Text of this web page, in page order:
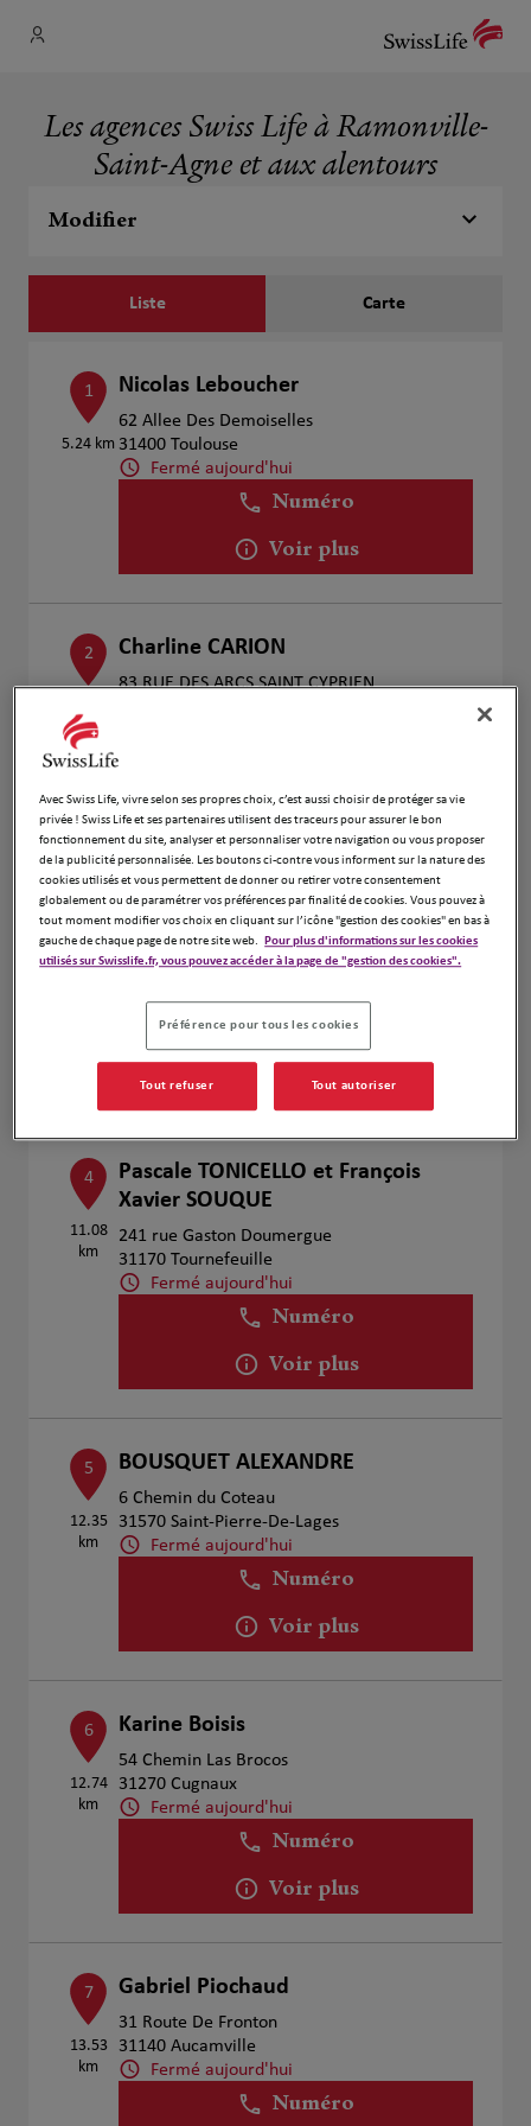
Les agences Swiss Life à Ramonville-
Saint-Agne et aux alentours
Modifier
Liste Carte
1
5.24 km
Nicolas Leboucher
62 Allee Des Demoiselles
31400 Toulouse
Fermé aujourd'hui
Numéro
Voir plus
2 Charline CARION
83 RUE DES ARCS SAINT CYPRIEN
Voir plus
3
9.14 km
Aude ARBIZU
6 Rue des Frères Peugeot
31130 Balma
Numéro
4
11.08
km
Pascale TONICELLO et François
Xavier SOUQUE
241 rue Gaston Doumergue
31170 Tournefeuille
Fermé aujourd'hui
Numéro
Voir plus
5
12.35
km
BOUSQUET ALEXANDRE
6 Chemin du Coteau
31570 Saint-Pierre-De-Lages
Fermé aujourd'hui
Numéro
Voir plus
6
12.74
km
Karine Boisis
54 Chemin Las Brocos
31270 Cugnaux
Fermé aujourd'hui
Numéro
Voir plus
7
13.53
km
Gabriel Piochaud
31 Route De Fronton
31140 Aucamville
Fermé aujourd'hui
Numéro
Avec Swiss Life, vivre selon ses propres choix, c’est aussi choisir de protéger sa vie
privée ! Swiss Life et ses partenaires utilisent des traceurs pour assurer le bon
fonctionnement du site, analyser et personnaliser votre navigation ou vous proposer
de la publicité personnalisée. Les boutons ci-contre vous informent sur la nature des
cookies utilisés et vous permettent de donner ou retirer votre consentement
globalement ou de paramétrer vos préférences par finalité de cookies. Vous pouvez à
tout moment modifier vos choix en cliquant sur l’icône "gestion des cookies" en bas à
gauche de chaque page de notre site web. Pour plus d'informations sur les cookies
utilisés sur Swisslife.fr, vous pouvez accéder à la page de "gestion des cookies".
Préférence pour tous les cookies
Tout refuser Tout autoriser